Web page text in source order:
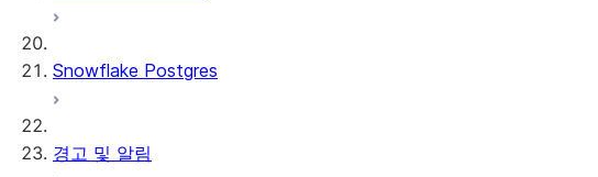
Snowflake Postgres
경고 및 알림